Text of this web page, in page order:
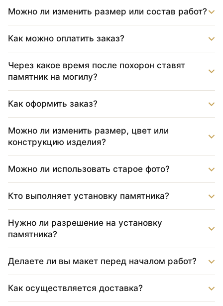
Можно ли изменить размер или состав работ?
Как можно оплатить заказ?
Через какое время после похорон ставят
памятник на могилу?
Как оформить заказ?
Можно ли изменить размер, цвет или
конструкцию изделия?
Можно ли использовать старое фото?
Кто выполняет установку памятника?
Нужно ли разрешение на установку
памятника?
Делаете ли вы макет перед началом работ?
Как осуществляется доставка?